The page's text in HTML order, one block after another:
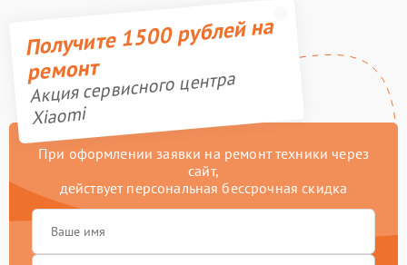
Получите 1500 рублей на
ремонт
Акция сервисного центра
Xiaomi
При оформлении заявки на ремонт техники через
сайт,
действует персональная бессрочная скидка